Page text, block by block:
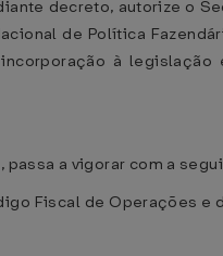
decreto, autorize o
de Política
à legislação
passa a vigorar com a
Fiscal de Operações e